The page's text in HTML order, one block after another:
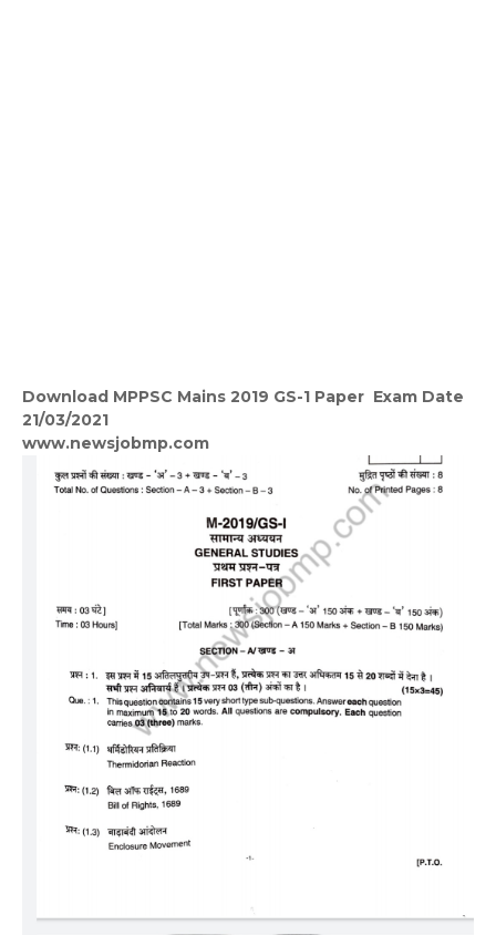
Download MPPSC Mains 2019 GS-1 Paper Exam Date
21/03/2021
www.newsjobmp.com